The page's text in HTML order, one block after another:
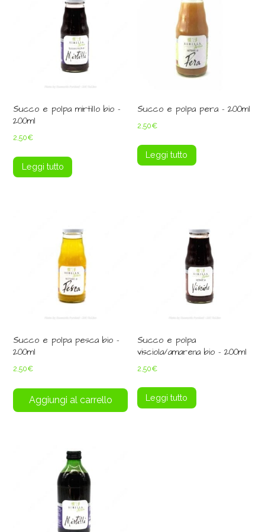
Succo e polpa mirtillo bio –
200ml
2,50€
Leggi tutto
Succo e polpa pera – 200ml
2,50€
Leggi tutto
Succo e polpa pesca bio –
200ml
2,50€
Aggiungi al carrello
Succo e polpa
visciola/amarena bio – 200ml
2,50€
Leggi tutto